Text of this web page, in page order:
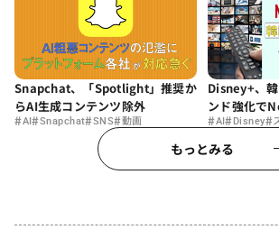
Snapchat、「Spotlight」推奨か
らAI生成コンテンツ除外
#AI#Snapchat#SNS#動画
Disney+、
ンド強化で
#AI#Disney#
もっとみる